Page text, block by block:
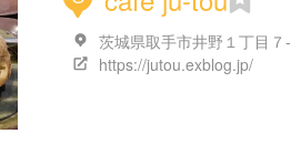
茨城県取手市井野１丁目７
https://jutou.exblog.jp/